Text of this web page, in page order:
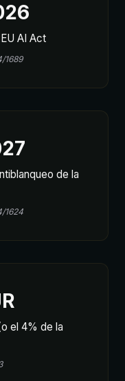
AI Act
1689
de la
1624
el 4% de la